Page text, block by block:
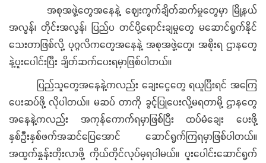
အစုအဖွဲ့တွေအနေနဲ့ ဈေးကွက်ချိတ်ဆက်မှုတွေမှာ မြို့နယ်
အလွန်၊ တိုင်းအလွန်၊ ပြည်ပ တင်ပို့ရောင်းချမှုတွေ မဆောင်ရွက်နိုင်
သေးတာဖြစ်လို့ ပုဂ္ဂလိကတွေအနေနဲ့ အစုအဖွဲ့တွေ၊ အစိုးရ ဌာနတွေ
နဲ့ပူးပေါင်းပြီး ချိတ်ဆက်ပေးရမှာဖြစ်ပါတယ်။
ပြည်သူတွေအနေနဲ့ကလည်း ချေးငွေတွေ ရယူပြီးရင် အကြေ
ပေးဆပ်ဖို့ လိုပါတယ်။ မဆပ် တာကို ခွင့်ပြုပေးလို့မရတာမို့ ဌာနတွေ
အနေနဲ့ကလည်း အကုန်ကောက်ရမှာဖြစ်ပြီး ထပ်မံချေး ပေးဖို့
နှစ်ဦးနှစ်ဖက်အဆင်ပြေအောင် ဆောင်ရွက်ကြရမှာဖြစ်ပါတယ်။
အထွက်နှုန်းတိုးလာဖို့ ကိုယ်တိုင်လုပ်မှရပါမယ်။ ပူးပေါင်းဆောင်ရွက်